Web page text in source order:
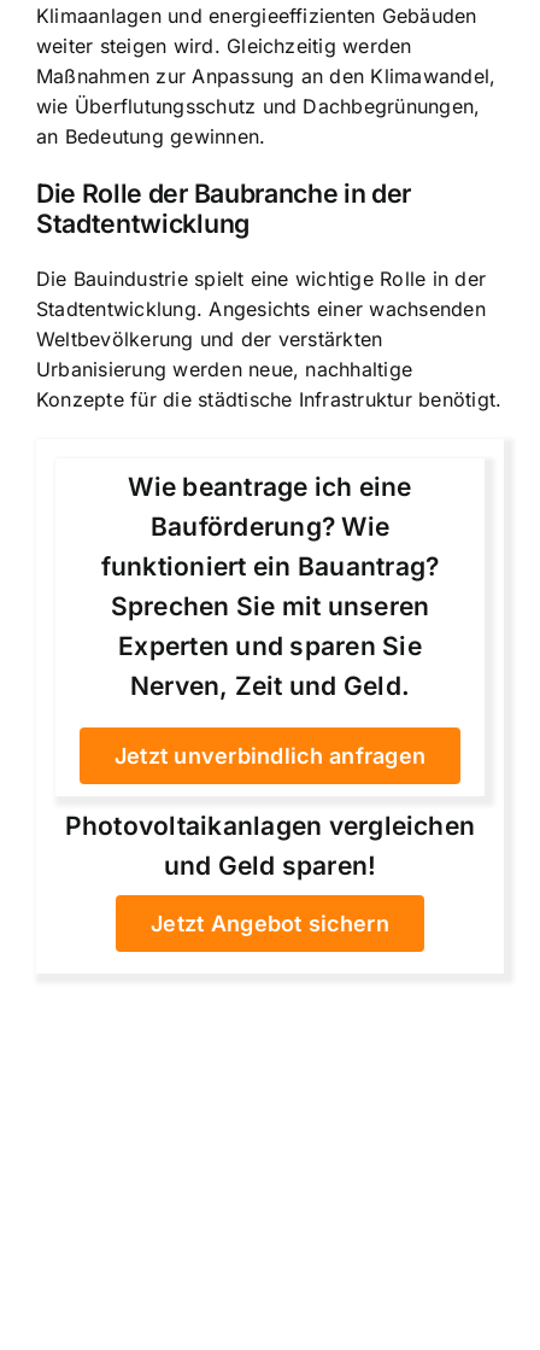
Klimaanlagen und energieeffizienten Gebäuden
weiter steigen wird. Gleichzeitig werden
Maßnahmen zur Anpassung an den Klimawandel,
wie Überflutungsschutz und Dachbegrünungen,
an Bedeutung gewinnen.
Die Rolle der Baubranche in der
Stadtentwicklung
Die Bauindustrie spielt eine wichtige Rolle in der
Stadtentwicklung. Angesichts einer wachsenden
Weltbevölkerung und der verstärkten
Urbanisierung werden neue, nachhaltige
Konzepte für die städtische Infrastruktur benötigt.
Wie beantrage ich eine
Bauförderung? Wie
funktioniert ein Bauantrag?
Sprechen Sie mit unseren
Experten und sparen Sie
Nerven, Zeit und Geld.
Jetzt unverbindlich anfragen
Photovoltaikanlagen vergleichen
und Geld sparen!
Jetzt Angebot sichern